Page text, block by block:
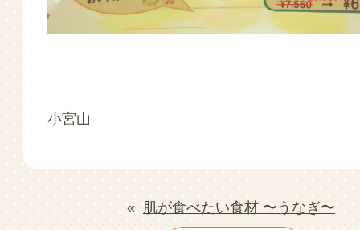
小宮山
« 肌が食べたい食材 〜うなぎ〜